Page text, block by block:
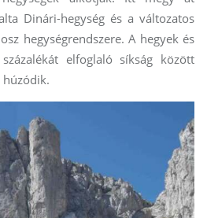
Dinári-hegység és a változatos
hegységrendszere. A hegyek és
elfoglaló síkság között